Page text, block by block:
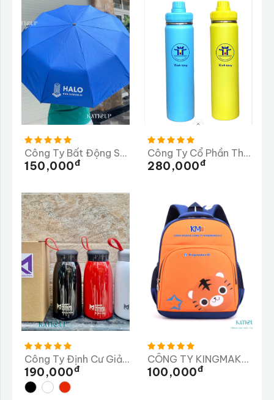
Công Ty Bất Động Sản HALO - Dù In
150,000Đ
Công Ty Cổ Phần Thương Mại Dược Phẩm Tiến Thịnh
280,000Đ
Công Ty Định Cư Giải Pháp Nhân Lực MINH NGUYÊN
190,000Đ
CÔNG TY KINGMAKER III (VIỆT NAM) GIÀY
100,000Đ